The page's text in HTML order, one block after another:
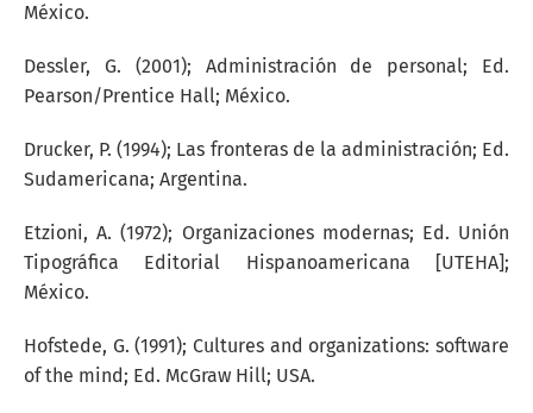
México.
Dessler, G. (2001); Administración de personal; Ed.
Pearson/Prentice Hall; México.
Drucker, P. (1994); Las fronteras de la administración; Ed.
Sudamericana; Argentina.
Etzioni, A. (1972); Organizaciones modernas; Ed. Unión
Tipográfica Editorial Hispanoamericana [UTEHA];
México.
Hofstede, G. (1991); Cultures and organizations: software
of the mind; Ed. McGraw Hill; USA.